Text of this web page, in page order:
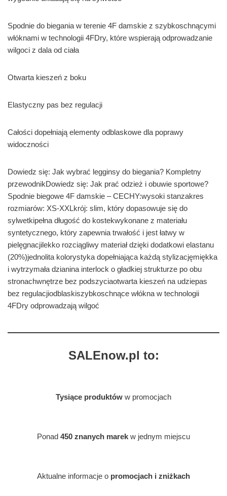
Spodnie do biegania w terenie 4F damskie z szybkoschnącymi
włóknami w technologii 4FDry, które wspierają odprowadzanie
wilgoci z dala od ciała
Otwarta kieszeń z boku
Elastyczny pas bez regulacji
Całości dopełniają elementy odblaskowe dla poprawy
widoczności
Dowiedz się: Jak wybrać legginsy do biegania? Kompletny
przewodnikDowiedz się: Jak prać odzież i obuwie sportowe?
Spodnie biegowe 4F damskie – CECHY:wysoki stanzakres
rozmiarów: XS-XXLkrój: slim, który dopasowuje się do
sylwetkipełna długość do kostekwykonane z materiału
syntetycznego, który zapewnia trwałość i jest łatwy w
pielęgnacjilekko rozciągliwy materiał dzięki dodatkowi elastanu
(20%)jednolita kolorystyka dopełniająca każdą stylizacjęmiękka
i wytrzymała dzianina interlock o gładkiej strukturze po obu
stronachwnętrze bez podszyciaotwarta kieszeń na udziepas
bez regulacjiodblaskiszybkoschnące włókna w technologii
4FDry odprowadzają wilgoć
SALEnow.pl to:
Tysiące produktów w promocjach
Ponad 450 znanych marek w jednym miejscu
Aktualne informacje o promocjach i zniżkach